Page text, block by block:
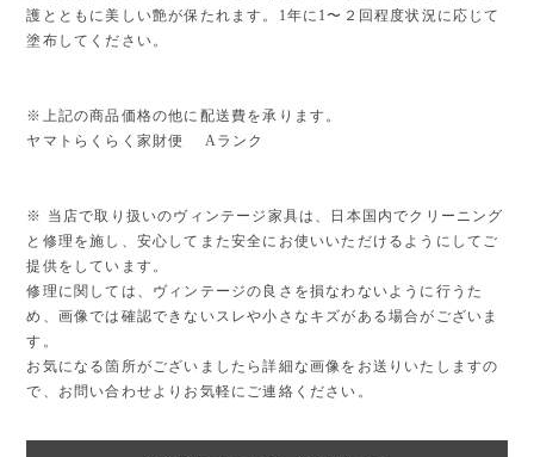
護とともに美しい艶が保たれます。1年に1〜２回程度状況に応じて
塗布してください。
※上記の商品価格の他に配送費を承ります。
ヤマトらくらく家財便 Aランク
※ 当店で取り扱いのヴィンテージ家具は、日本国内でクリーニング
と修理を施し、安心してまた安全にお使いいただけるようにしてご
提供をしています。
修理に関しては、ヴィンテージの良さを損なわないように行うた
め、画像では確認できないスレや小さなキズがある場合がございま
す。
お気になる箇所がございましたら詳細な画像をお送りいたしますの
で、お問い合わせよりお気軽にご連絡ください。